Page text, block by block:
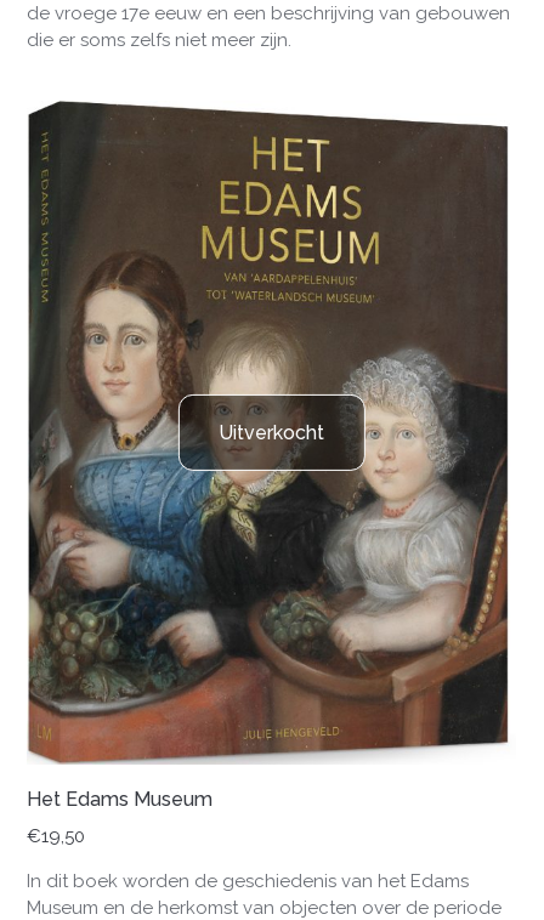
de vroege 17e eeuw en een beschrijving van gebouwen
die er soms zelfs niet meer zijn.
Uitverkocht
Het Edams Museum
€19,50
In dit boek worden de geschiedenis van het Edams
Museum en de herkomst van objecten over de periode